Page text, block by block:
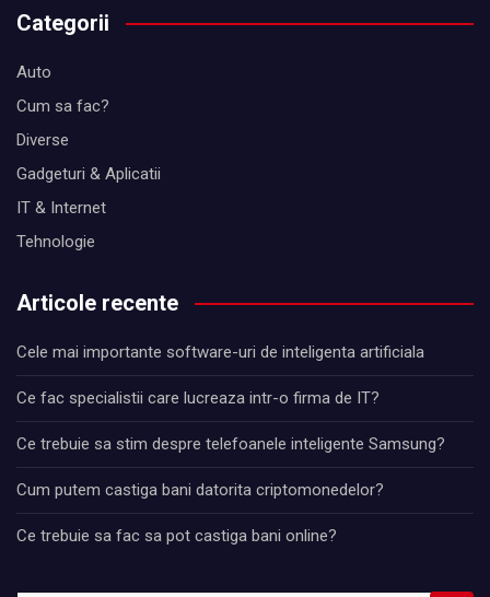
Categorii
Auto
Cum sa fac?
Diverse
Gadgeturi & Aplicatii
IT & Internet
Tehnologie
Articole recente
Cele mai importante software-uri de inteligenta artificiala
Ce fac specialistii care lucreaza intr-o firma de IT?
Ce trebuie sa stim despre telefoanele inteligente Samsung?
Cum putem castiga bani datorita criptomonedelor?
Ce trebuie sa fac sa pot castiga bani online?